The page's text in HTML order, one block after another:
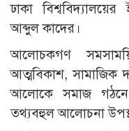
ঢাকা
আব্দুল কাদের।
আলোচকগণ
আত্মবিকাশ, সামাজিক
আলোকে সমাজ
তথ্যবহুল আলোচনা